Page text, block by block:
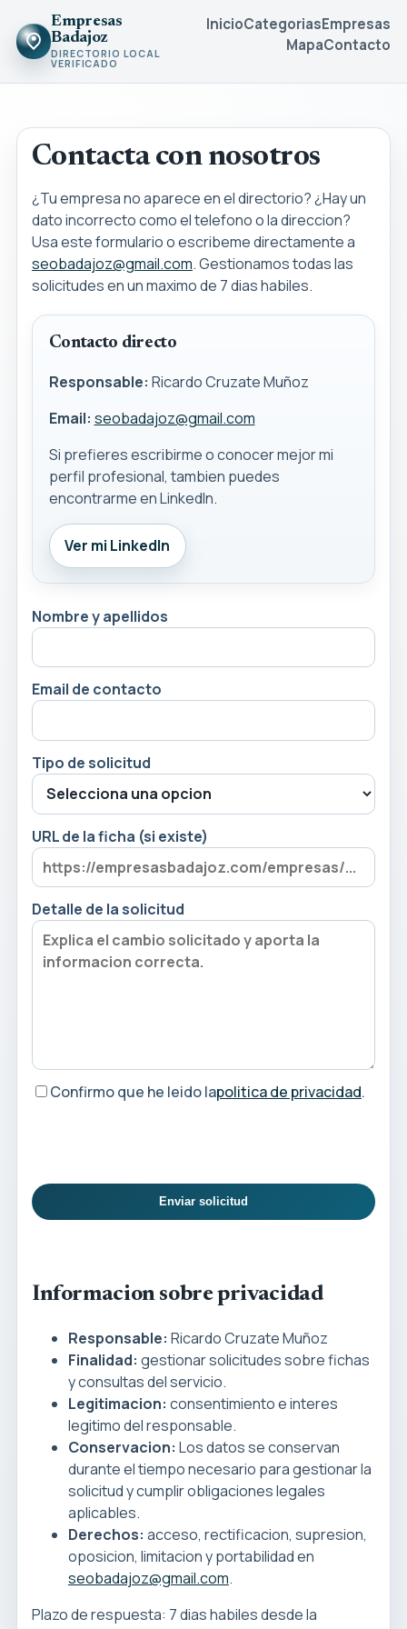
Empresas
Badajoz
DIRECTORIO LOCAL
VERIFICADO
InicioCategoriasEmpresas
MapaContacto
Contacta con nosotros
¿Tu empresa no aparece en el directorio? ¿Hay un
dato incorrecto como el telefono o la direccion?
Usa este formulario o escribeme directamente a
seobadajoz@gmail.com. Gestionamos todas las
solicitudes en un maximo de 7 dias habiles.
Contacto directo
Responsable: Ricardo Cruzate Muñoz
Email: seobadajoz@gmail.com
Si prefieres escribirme o conocer mejor mi
perfil profesional, tambien puedes
encontrarme en LinkedIn.
Ver mi LinkedIn
Nombre y apellidos
Email de contacto
Tipo de solicitud
URL de la ficha (si existe)
Detalle de la solicitud
Confirmo que he leido lapolitica de privacidad.
Enviar solicitud
Informacion sobre privacidad
Responsable: Ricardo Cruzate Muñoz
Finalidad: gestionar solicitudes sobre fichas
y consultas del servicio.
Legitimacion: consentimiento e interes
legitimo del responsable.
Conservacion: Los datos se conservan
durante el tiempo necesario para gestionar la
solicitud y cumplir obligaciones legales
aplicables.
Derechos: acceso, rectificacion, supresion,
oposicion, limitacion y portabilidad en
seobadajoz@gmail.com.
Plazo de respuesta: 7 dias habiles desde la